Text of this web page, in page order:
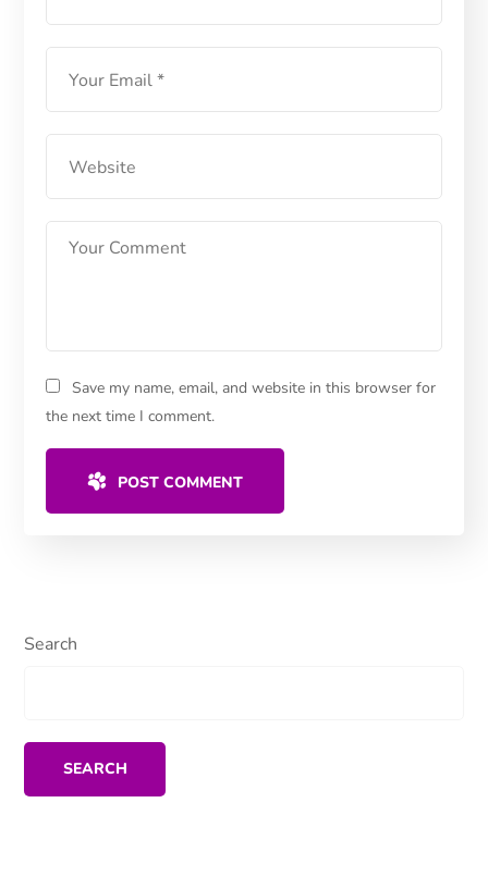
Save my name, email, and website in this browser for
the next time I comment.
POST COMMENT
Search
SEARCH